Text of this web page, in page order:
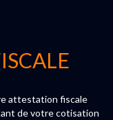
attestation fiscale
de votre cotisation